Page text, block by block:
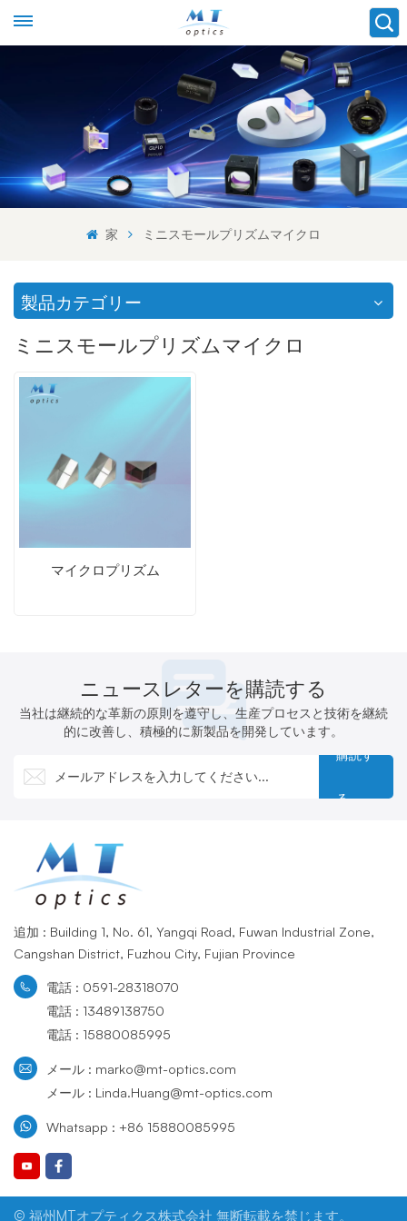
家 ミニスモールプリズムマイクロ
製品カテゴリー
ミニスモールプリズムマイクロ
マイクロプリズム
ニュースレターを購読する
当社は継続的な革新の原則を遵守し、生産プロセスと技術を継続
的に改善し、積極的に新製品を開発しています。
購読す
る
追加 : Building 1, No. 61, Yangqi Road, Fuwan Industrial Zone,
Cangshan District, Fuzhou City, Fujian Province
電話 : 0591-28318070
電話 : 13489138750
電話 : 15880085995
メール : marko@mt-optics.com
メール : Linda.Huang@mt-optics.com
Whatsapp : +86 15880085995
© 福州MTオプティクス株式会社 無断転載を禁じます。